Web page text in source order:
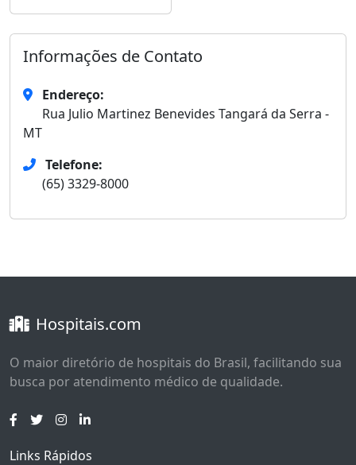
Informações de Contato
Endereço:
Rua Julio Martinez Benevides Tangará da Serra -
MT
Telefone:
(65) 3329-8000
Hospitais.com
O maior diretório de hospitais do Brasil, facilitando sua
busca por atendimento médico de qualidade.
Links Rápidos